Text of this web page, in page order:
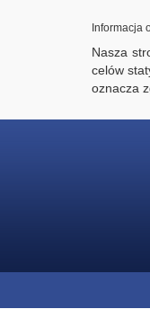
Informacja
Nasza
celów
oznacza